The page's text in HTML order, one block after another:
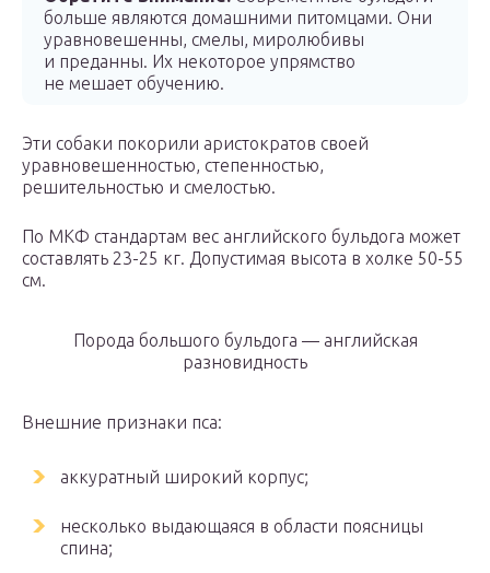
больше являются домашними питомцами. Они
уравновешенны, смелы, миролюбивы
и преданны. Их некоторое упрямство
не мешает обучению.
Эти собаки покорили аристократов своей
уравновешенностью, степенностью,
решительностью и смелостью.
По МКФ стандартам вес английского бульдога может
составлять 23-25 кг. Допустимая высота в холке 50-55
см.
Порода большого бульдога — английская
разновидность
Внешние признаки пса:
аккуратный широкий корпус;
несколько выдающаяся в области поясницы
спина;